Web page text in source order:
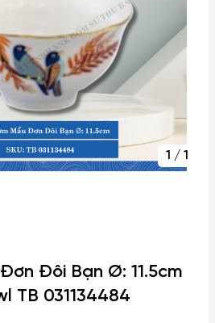
1 / 1
Đôi Bạn Ø: 11.5cm
TB 031134484